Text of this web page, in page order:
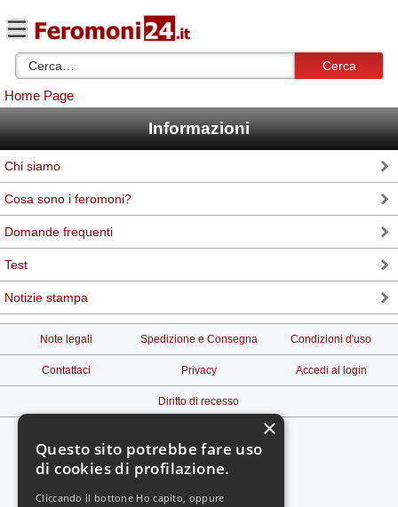
Cerca
Home Page
Informazioni
Chi siamo
Cosa sono i feromoni?
Domande frequenti
Test
Notizie stampa
Note legali Spedizione e Consegna Condizioni d'uso
Contattaci Privacy Accedi al login
Diritto di recesso
Questo sito potrebbe fare uso
di cookies di profilazione.
Cliccando il bottone Ho capito, oppure
×